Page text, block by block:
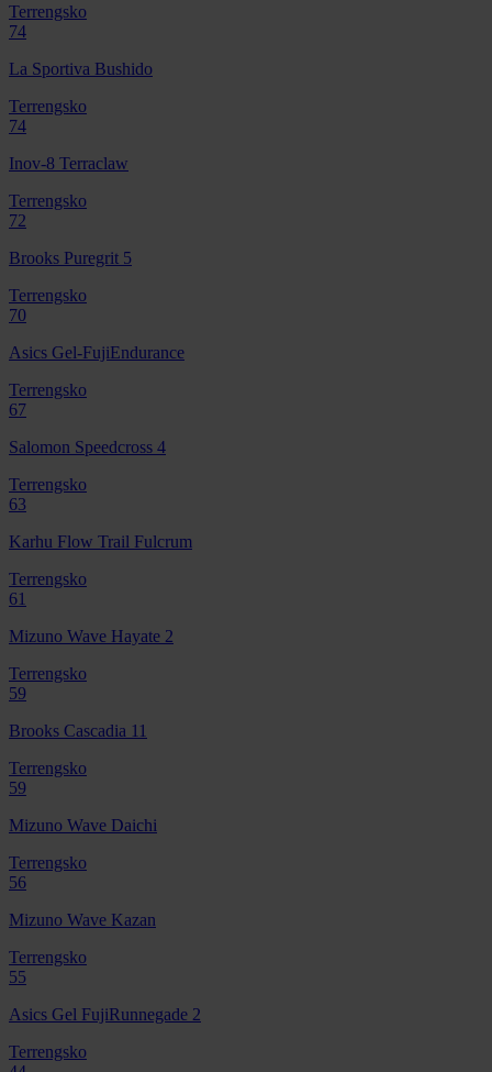
Terrengsko
74
La Sportiva Bushido
Terrengsko
74
Inov-8 Terraclaw
Terrengsko
72
Brooks Puregrit 5
Terrengsko
70
Asics Gel-FujiEndurance
Terrengsko
67
Salomon Speedcross 4
Terrengsko
63
Karhu Flow Trail Fulcrum
Terrengsko
61
Mizuno Wave Hayate 2
Terrengsko
59
Brooks Cascadia 11
Terrengsko
59
Mizuno Wave Daichi
Terrengsko
56
Mizuno Wave Kazan
Terrengsko
55
Asics Gel FujiRunnegade 2
Terrengsko